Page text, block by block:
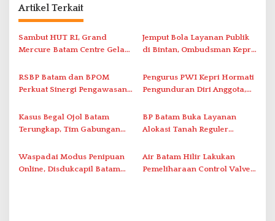
s
i
p
s
Artikel Terkait
Sambut HUT RI, Grand
Mercure Batam Centre Gelar
Nusantara’
Jemput Bola Layanan Publik
di Bintan, Ombudsman Kepri
Solar Nelayan
RSBP Batam dan BPOM
Perkuat Sinergi Pengawasan
Pelayanan Kefarmasian
Pengurus PWI Kepri Hormati
Pengunduran Diri Anggota,
Administrasi ke Pusat
Kasus Begal Ojol Batam
Terungkap, Tim Gabungan
Simpang Dam
BP Batam Buka Layanan
Alokasi Tanah Reguler
Waspadai Modus Penipuan
Online, Disdukcapil Batam
Air Batam Hilir Lakukan
Pemeliharaan Control Valve,